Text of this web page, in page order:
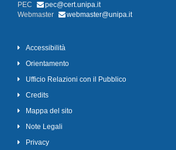
PEC
pec@cert.unipa.it
Webmaster
webmaster@unipa.it
Accessibilità
Orientamento
Ufficio Relazioni con il Pubblico
Credits
Mappa del sito
Note Legali
Privacy